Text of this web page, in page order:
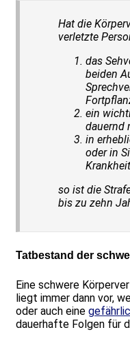
Hat die
verletzte
das
beiden
ein
dauernd
in
oder in
so ist die
bis zu zehn
Tatbestand der
Eine schwere
liegt immer dann vor,
oder auch eine
dauerhafte Folgen für